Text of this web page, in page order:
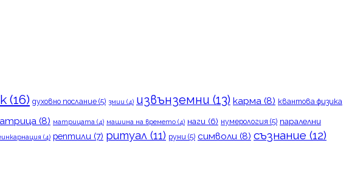
(16) духовно послание (5) змии (4) извънземни (13) карма (8) квантова физика
(8) матрицата (4) машина на времето (4) наги (6) нумерология (5) паралелни
(4) рептили (7) ритуал (11) руни (5) символи (8) съзнание (12)